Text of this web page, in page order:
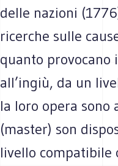
delle nazioni
ricerche sulle
quanto provocano
all’ingiù, da un
la loro opera
(master) son
livello compatibile